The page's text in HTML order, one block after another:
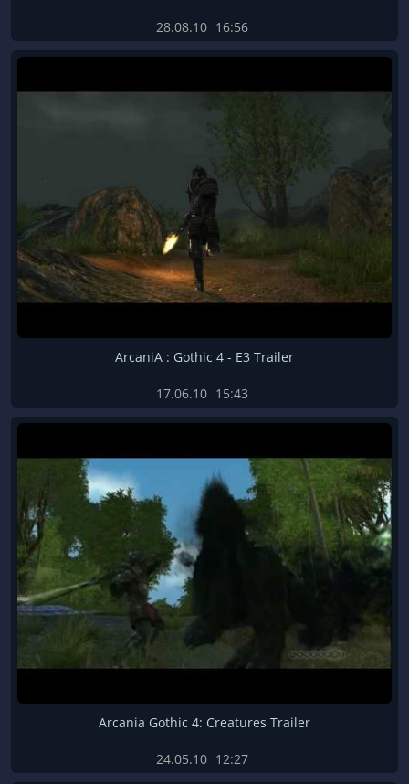
28.08.10 16:56
ArcaniA : Gothic 4 - E3 Trailer
17.06.10 15:43
Arcania Gothic 4: Creatures Trailer
24.05.10 12:27